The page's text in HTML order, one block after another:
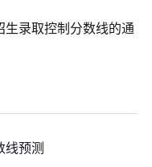
录取控制分数线的通
预测